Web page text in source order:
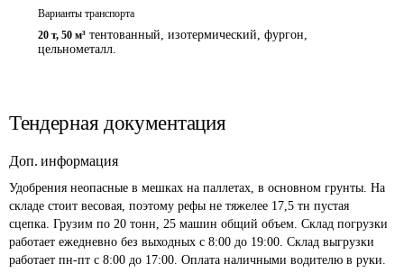
Варианты транспорта
20 т, 50 м³ тентованный, изотермический, фургон,
цельнометалл.
Тендерная документация
Доп. информация
Удобрения неопасные в мешках на паллетах, в основном грунты. На
складе стоит весовая, поэтому рефы не тяжелее 17,5 тн пустая
сцепка. Грузим по 20 тонн, 25 машин общий объем. Склад погрузки
работает ежедневно без выходных с 8:00 до 19:00. Склад выгрузки
работает пн-пт с 8:00 до 17:00. Оплата наличными водителю в руки.